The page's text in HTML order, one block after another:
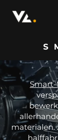
Smart-
materialen.